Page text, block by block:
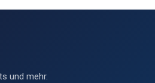
und mehr.